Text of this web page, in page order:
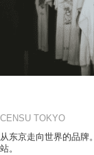
CENSU TOKYO
从东京走向世界的品牌
站。